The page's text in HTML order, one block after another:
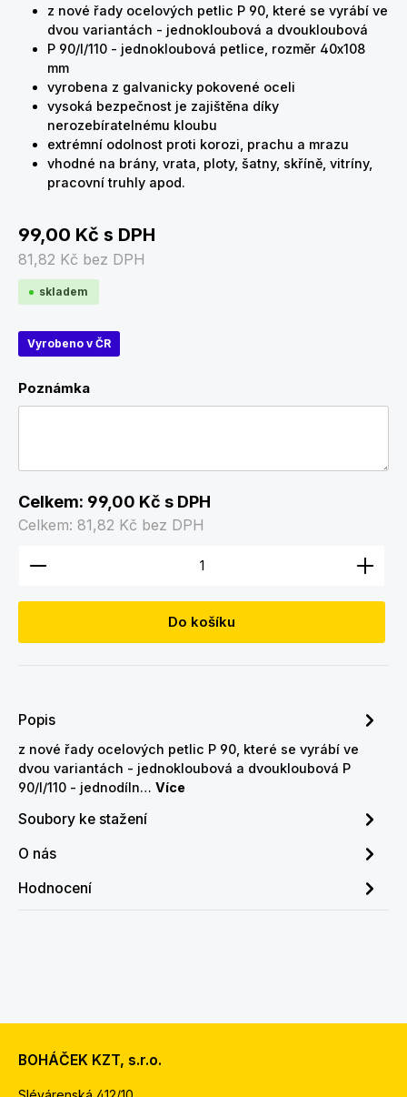
z nové řady ocelových petlic P 90, které se vyrábí ve
dvou variantách - jednokloubová a dvoukloubová
P 90/I/110 - jednokloubová petlice, rozměr 40x108
mm
vyrobena z galvanicky pokovené oceli
vysoká bezpečnost je zajištěna díky
nerozebíratelnému kloubu
extrémní odolnost proti korozi, prachu a mrazu
vhodné na brány, vrata, ploty, šatny, skříně, vitríny,
pracovní truhly apod.
99,00 Kč s DPH
81,82 Kč bez DPH
skladem
Vyrobeno v ČR
Poznámka
Celkem: 99,00 Kč s DPH
Celkem: 81,82 Kč bez DPH
Množství produktu: Zadejte požadované
Do košíku
Popis
z nové řady ocelových petlic P 90, které se vyrábí ve
dvou variantách - jednokloubová a dvoukloubová P
90/I/110 - jednodíln… Více
Soubory ke stažení
O nás
Hodnocení
BOHÁČEK KZT, s.r.o.